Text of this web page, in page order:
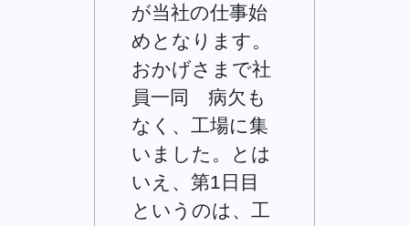
が当社の仕事始
めとなります。
おかげさまで社
員一同 病欠も
なく、工場に集
いました。とは
いえ、第1日目
というのは、工